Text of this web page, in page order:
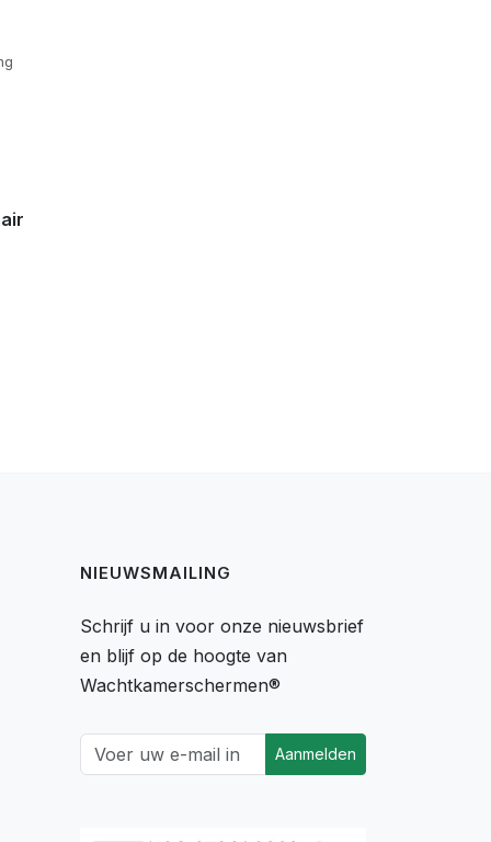
NIEUWSMAILING
Schrijf u in voor onze nieuwsbrief
en blijf op de hoogte van
Wachtkamerschermen®
Aanmelden